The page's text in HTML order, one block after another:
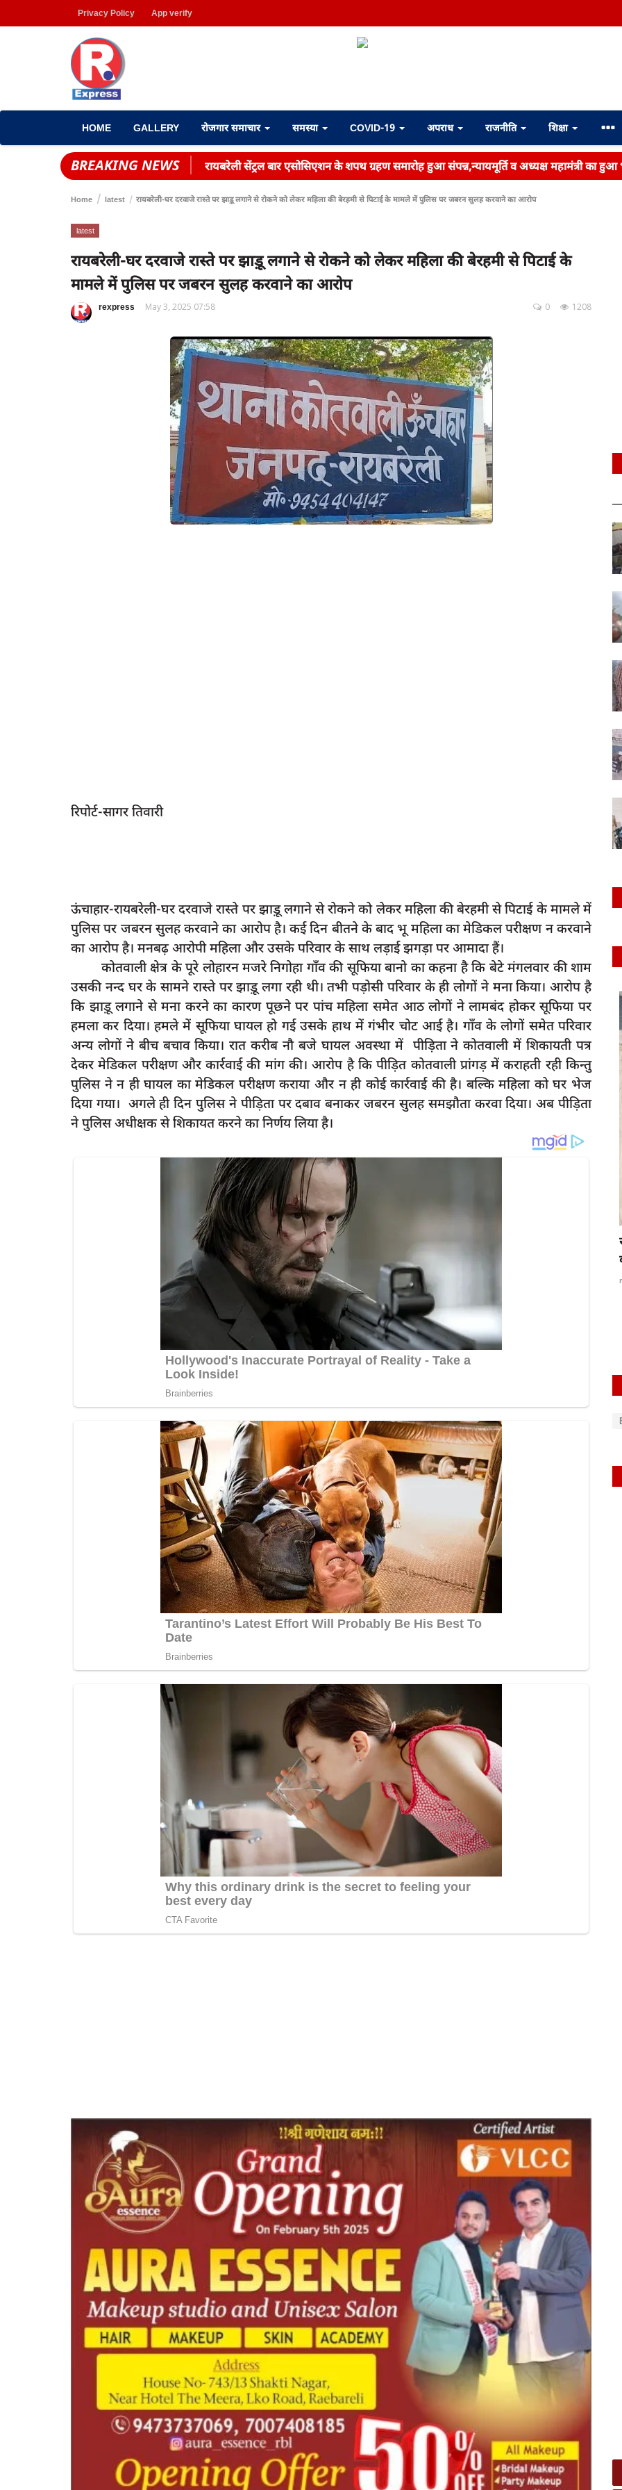
Privacy Policy App verify
HOME GALLERY रोजगार समाचार समस्या COVID-19 अपराध राजनीति शिक्षा
BREAKING NEWS रायबरेली सेंट्रल बार एसोसिएशन के शपथ ग्रहण समारोह हुआ संपन्न,न्यायमूर्ति व अध्यक्ष महामंत्री का
Home latest रायबरेली-घर दरवाजे रास्ते पर झाड़ू लगाने से रोकने को लेकर महिला की बेरहमी से पिटाई के मामले में पुलिस पर जबरन सुलह करवाने का आरोप
latest
रायबरेली-घर दरवाजे रास्ते पर झाड़ू लगाने से रोकने को लेकर महिला की बेरहमी से पिटाई के
मामले में पुलिस पर जबरन सुलह करवाने का आरोप
rexpress May 3, 2025 07:58 1208
0
रिपोर्ट-सागर तिवारी
ऊंचाहार-रायबरेली-घर दरवाजे रास्ते पर झाड़ू लगाने से रोकने को लेकर महिला की बेरहमी से पिटाई के मामले में
पुलिस पर जबरन सुलह करवाने का आरोप है। कई दिन बीतने के बाद भू महिला का मेडिकल परीक्षण न करवाने
का आरोप है। मनबढ़ आरोपी महिला और उसके परिवार के साथ लड़ाई झगड़ा पर आमादा हैं।
कोतवाली क्षेत्र के पूरे लोहारन मजरे निगोहा गाँव की सूफिया बानो का कहना है कि बेटे मंगलवार की शाम
उसकी नन्द घर के सामने रास्ते पर झाड़ू लगा रही थी। तभी पड़ोसी परिवार के ही लोगों ने मना किया। आरोप है
कि झाड़ू लगाने से मना करने का कारण पूछने पर पांच महिला समेत आठ लोगों ने लामबंद होकर सूफिया पर
हमला कर दिया। हमले में सूफिया घायल हो गई उसके हाथ में गंभीर चोट आई है। गाँव के लोगों समेत परिवार
अन्य लोगों ने बीच बचाव किया। रात करीब नौ बजे घायल अवस्था में पीड़िता ने कोतवाली में शिकायती पत्र
देकर मेडिकल परीक्षण और कार्रवाई की मांग की। आरोप है कि पीड़ित कोतवाली प्रांगड़ में कराहती रही किन्तु
पुलिस ने न ही घायल का मेडिकल परीक्षण कराया और न ही कोई कार्रवाई की है। बल्कि महिला को घर भेज
दिया गया। अगले ही दिन पुलिस ने पीड़िता पर दबाव बनाकर जबरन सुलह समझौता करवा दिया। अब पीड़िता
ने पुलिस अधीक्षक से शिकायत करने का निर्णय लिया है।
latest
रायबरेली-गांव के ही आधा दर्जन दंबगों ने घर में घूसकर
0 550
latest
रायबरेली-स्मार्ट मीटर लगने के बाद नहीं बन पा रहे
बिजली...
rexpress Apr 2, 2025